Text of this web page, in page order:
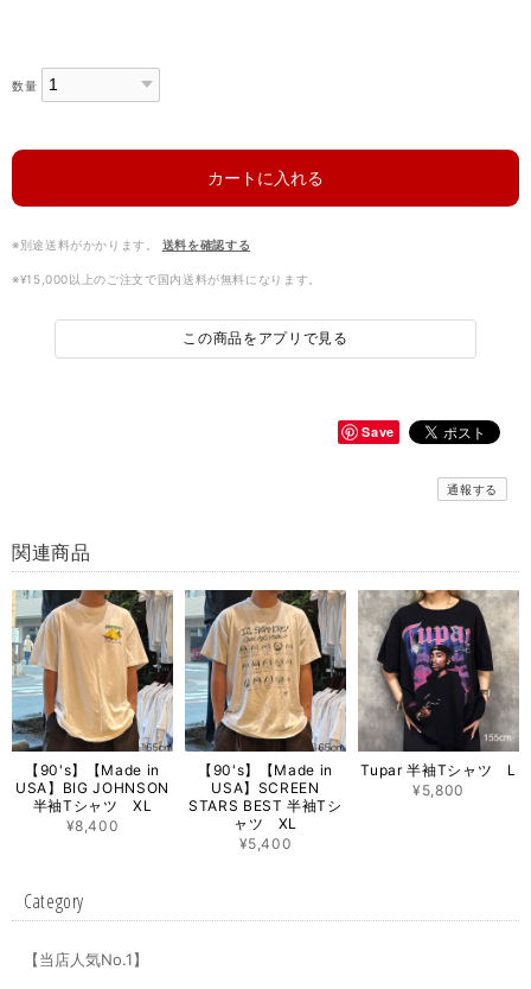
数量
カートに入れる
※別途送料がかかります。 送料を確認する
※¥15,000以上のご注文で国内送料が無料になります。
この商品をアプリで見る
Save
通報する
関連商品
【90's】【Made in
USA】BIG JOHNSON
半袖Tシャツ XL
¥8,400
【90's】【Made in
USA】SCREEN
STARS BEST 半袖Tシ
ャツ XL
¥5,400
Tupar 半袖Tシャツ L
¥5,800
Category
【当店人気No.1】